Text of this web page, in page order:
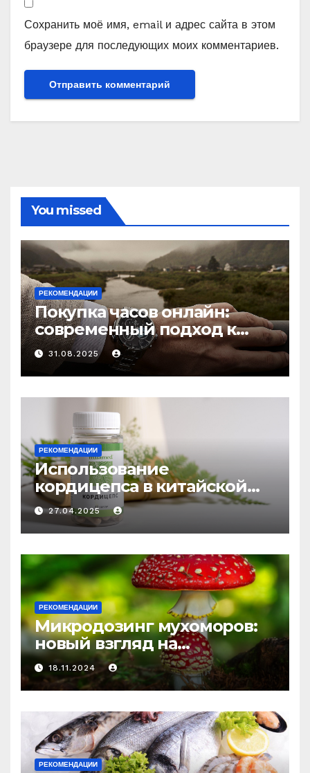
Сохранить моё имя, email и адрес сайта в этом
браузере для последующих моих комментариев.
You missed
РЕКОМЕНДАЦИИ
Покупка часов онлайн:
современный подход к
выбору аксессуаров
31.08.2025
РЕКОМЕНДАЦИИ
Использование
кордицепса в китайской
медицине: природное
средство против усталости
и истощения
27.04.2025
РЕКОМЕНДАЦИИ
Микродозинг мухоморов:
новый взгляд на
психоделику
18.11.2024
РЕКОМЕНДАЦИИ